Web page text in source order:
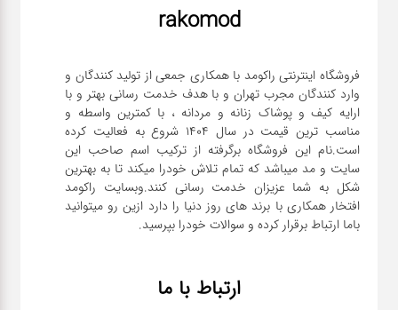
rakomod
فروشگاه اینترنتی راکومد با همکاری جمعی از تولید کنندگان و
وارد کنندگان مجرب تهران و با هدف خدمت رسانی بهتر و با
ارایه کیف و پوشاک زنانه و مردانه ، با کمترین واسطه و
مناسب ترین قیمت در سال 1404 شروع به فعالیت کرده
است.نام این فروشگاه برگرفته از ترکیب اسم صاحب این
سایت و مد میباشد که تمام تلاش خودرا میکند تا به بهترین
شکل به شما عزیزان خدمت رسانی کنند.وبسایت راکومد
افتخار همکاری با برند های روز دنیا را دارد ازین رو میتوانید
باما ارتباط برقرار کرده و سوالات خودرا بپرسید.
ارتباط با ما